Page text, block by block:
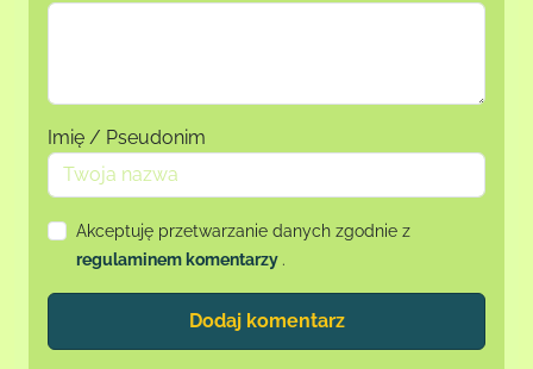
Imię / Pseudonim
Akceptuję przetwarzanie danych zgodnie z
regulaminem komentarzy .
Dodaj komentarz